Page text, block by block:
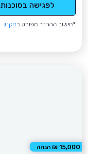
לפגישה בסוכנות
*חישוב ההחזר מפורט בתקנון
15,000 ₪ הנחה